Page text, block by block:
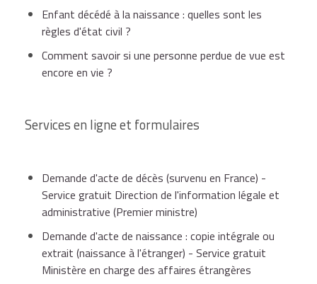
Enfant décédé à la naissance : quelles sont les
règles d'état civil ?
Comment savoir si une personne perdue de vue est
encore en vie ?
Services en ligne et formulaires
Demande d'acte de décès (survenu en France) -
Service gratuit Direction de l'information légale et
administrative (Premier ministre)
Demande d'acte de naissance : copie intégrale ou
extrait (naissance à l'étranger) - Service gratuit
Ministère en charge des affaires étrangères